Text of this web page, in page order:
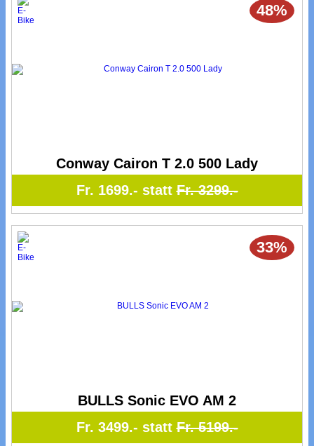
48%
Conway Cairon T 2.0 500 Lady
Fr. 1699.- stattFr. 3299.-
33%
BULLS Sonic EVO AM 2
Fr. 3499.- stattFr. 5199.-